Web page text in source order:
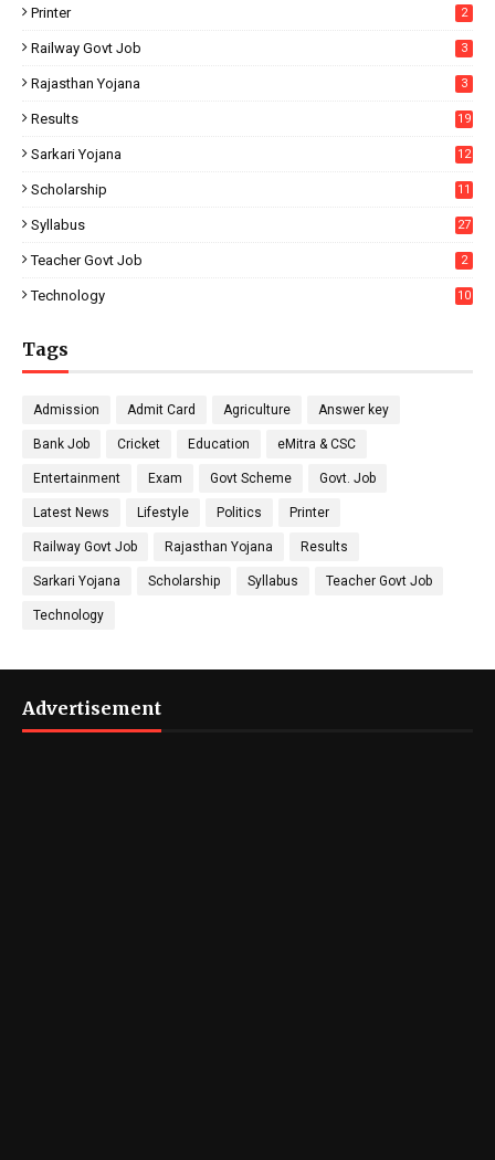
Printer 2
Railway Govt Job 3
Rajasthan Yojana 3
Results 19
Sarkari Yojana 12
Scholarship 11
Syllabus 27
Teacher Govt Job 2
Technology 10
Tags
Admission Admit Card Agriculture Answer key
Bank Job Cricket Education eMitra & CSC
Entertainment Exam Govt Scheme Govt. Job
Latest News Lifestyle Politics Printer
Railway Govt Job Rajasthan Yojana Results
Sarkari Yojana Scholarship Syllabus Teacher Govt Job
Technology
Advertisement